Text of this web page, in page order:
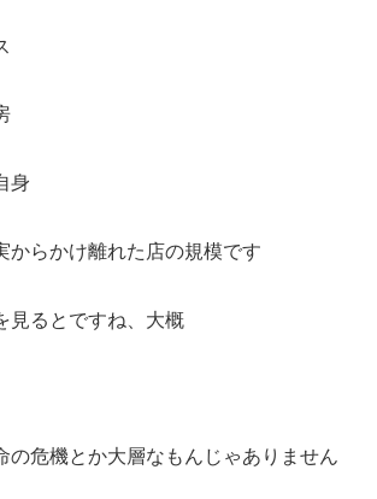
身
らかけ離れた店の規模です
見るとですね、大概
の危機とか大層なもんじゃありません